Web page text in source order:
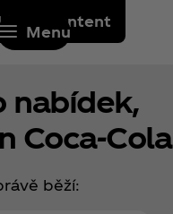
to content
Menu
nabídek,
Coca‑Cola
běží: